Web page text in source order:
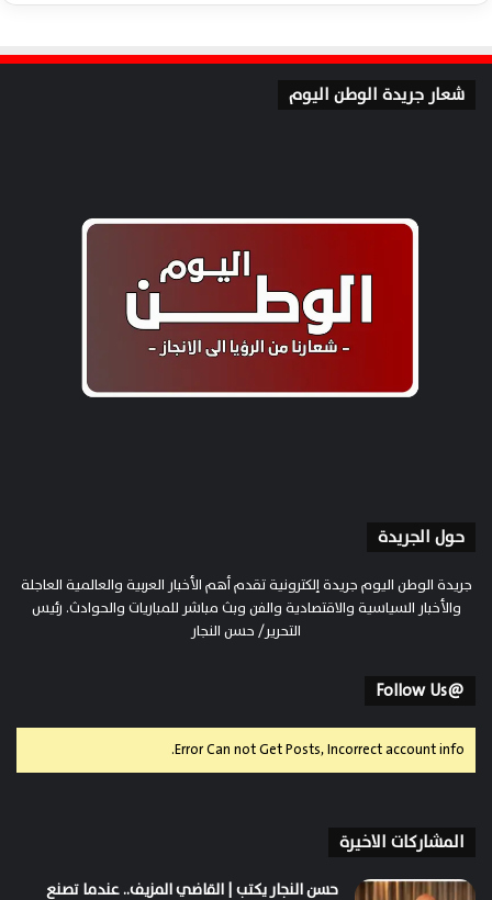
شعار جريدة الوطن اليوم
حول الجريدة
جريدة الوطن اليوم جريدة إلكترونية تقدم أهم الأخبار العربية والعالمية العاجلة
والأخبار السياسية والاقتصادية والفن وبث مباشر للمباريات والحوادث. رئيس
التحرير/ حسن النجار
@Follow Us
Error Can not Get Posts, Incorrect account info.
المشاركات الاخيرة
حسن النجار يكتب | القاضي المزيف.. عندما تصنع